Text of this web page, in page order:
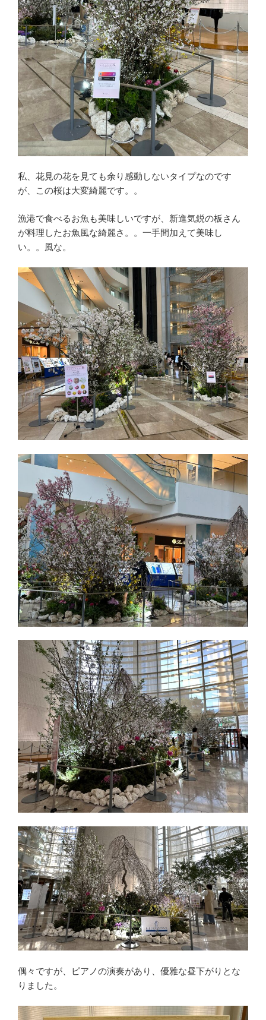
私、花見の花を見ても余り感動しないタイプなのです
が、この桜は大変綺麗です。。
漁港で食べるお魚も美味しいですが、新進気鋭の板さん
が料理したお魚風な綺麗さ。。一手間加えて美味し
い。。風な。
偶々ですが、ピアノの演奏があり、優雅な昼下がりとな
りました。